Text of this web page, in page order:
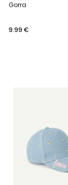
Gorra
€.
9.99 €